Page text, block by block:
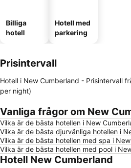
Billiga
hotell
Hotell med
parkering
Prisintervall
Hotell i New Cumberland - Prisintervall
per night)
Vanliga frågor om New
Vilka är de bästa hotellen i New
Vilka är de bästa djurvänliga hotellen i
Vilka är de bästa hotellen med spa i
Vilka är de bästa hotellen med pool i
Hotell New Cumberland